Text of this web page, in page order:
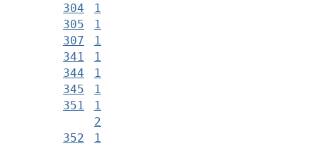
304
1
305
1
307
1
341
1
344
1
345
1
351
1
2
352
1